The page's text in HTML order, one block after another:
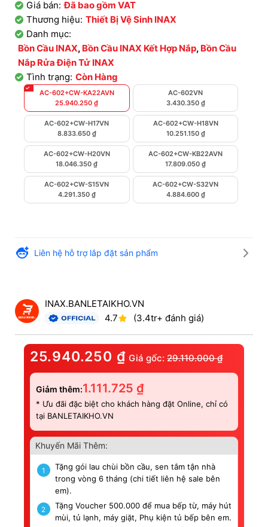
Giá bán: Đã bao gồm VAT
Thương hiệu: Thiết Bị Vệ Sinh INAX
Danh mục:
Bồn Cầu INAX, Bồn Cầu INAX Kết Hợp Nắp, Bồn Cầu
Nắp Rửa Điện Tử INAX
Tình trạng: Còn Hàng
AC-602+CW-KA22AVN
25.940.250₫
AC-602VN
3.430.350 ₫
AC-602+CW-H17VN
8.833.650 ₫
AC-602+CW-H18VN
10.251.150 ₫
AC-602+CW-H20VN
18.046.350₫
AC-602+CW-KB22AVN
17.809.050₫
AC-602+CW-S15VN
4.291.350 ₫
AC-602+CW-S32VN
4.884.600 ₫
Liên hệ hỗ trợ lắp đặt sản phẩm
INAX.BANLETAIKHO.VN
4.7
(3.4tr+ đánh giá)
25.940.250 ₫ Giá gốc: 29.110.000₫
Giảm thêm:1.111.725 ₫
* Ưu đãi đặc biệt cho khách hàng đặt Online, chỉ có
tại BANLETAIKHO.VN
Khuyến Mãi Thêm:
1
Tặng gói lau chùi bồn cầu, sen tắm tận nhà
trong vòng 6 tháng (chi tiết liên hệ sale bên
em).
2
Tặng Voucher 500.000 để mua bếp từ, máy hút
mùi, tủ lạnh, máy giặt, Phụ kiện tủ bếp bên em.